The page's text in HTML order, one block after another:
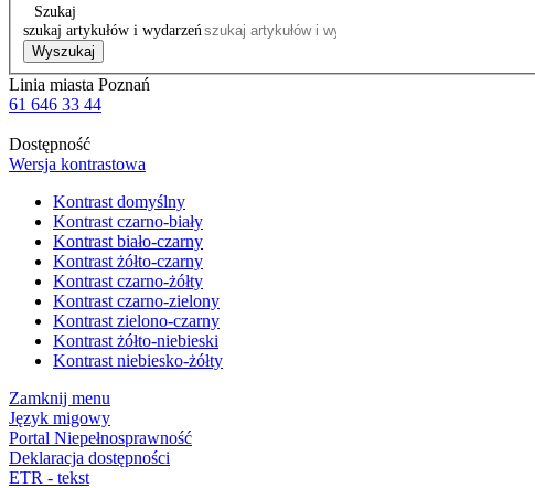
Szukaj
szukaj artykułów i wydarzeń
Wyszukaj
Linia miasta Poznań
61 646 33 44
Dostępność
Wersja kontrastowa
Kontrast domyślny
Kontrast czarno-biały
Kontrast biało-czarny
Kontrast żółto-czarny
Kontrast czarno-żółty
Kontrast czarno-zielony
Kontrast zielono-czarny
Kontrast żółto-niebieski
Kontrast niebiesko-żółty
Zamknij menu
Język migowy
Portal Niepełnosprawność
Deklaracja dostępności
ETR - tekst